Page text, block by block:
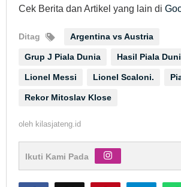
Cek Berita dan Artikel yang lain di
Ditag Argentina vs Austria
Grup J Piala Dunia Hasil Piala
Lionel Messi Lionel Scaloni.
Rekor Mitoslav Klose
oleh kilasjateng.id
Ikuti Kami Pada